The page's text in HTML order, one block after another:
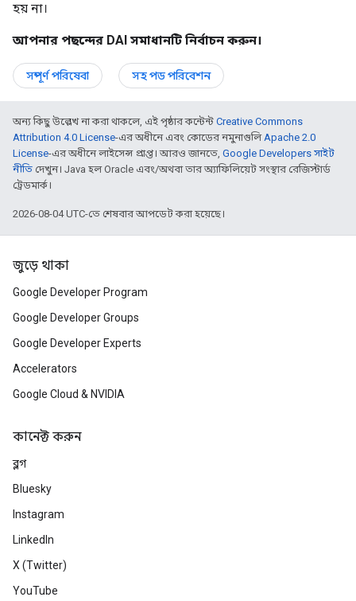
হয় না।
আপনার পছন্দের DAI সমাধানটি নির্বাচন করুন।
সম্পূর্ণ পরিষেবা সহ পড পরিবেশন
অন্য কিছু উল্লেখ না করা থাকলে, এই পৃষ্ঠার কন্টেন্ট Creative Commons
Attribution 4.0 License-এর অধীনে এবং কোডের নমুনাগুলিApache 2.0
License-এর অধীনে লাইসেন্স প্রাপ্ত। আরও জানতে, Google Developers সাইট
নীতি দেখুন। Java হল Oracle এবং/অথবা তার অ্যাফিলিয়েট সংস্থার রেজিস্টার্ড
ট্রেডমার্ক।
2026-08-04 UTC-তে শেষবার আপডেট করা হয়েছে।
জুড়ে থাকা
Google Developer Program
Google Developer Groups
Google Developer Experts
Accelerators
Google Cloud & NVIDIA
কানেক্ট করুন
ব্লগ
Bluesky
Instagram
LinkedIn
X (Twitter)
YouTube